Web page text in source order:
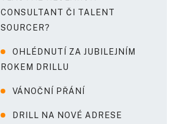
CONSULTANT ČI TALENT
SOURCER?
OHLÉDNUTÍ ZA JUBILEJNÍM
ROKEM DRILLU
VÁNOČNÍ PŘÁNÍ
DRILL NA NOVÉ ADRESE